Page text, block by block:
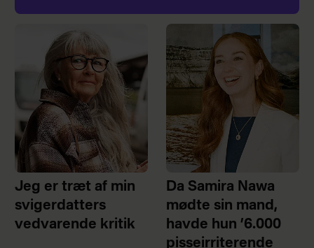
Jeg er træt af min
svigerdatters
vedvarende kritik
Da Samira Nawa
mødte sin mand,
havde hun ’6.000
pisseirriterende